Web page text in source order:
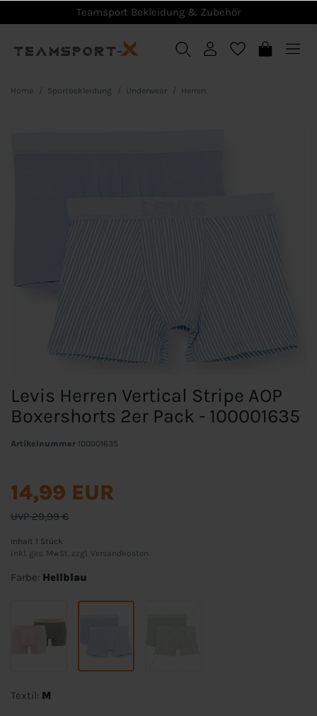
Teamsport Bekleidung & Zubehör
Home Sportbekleidung Underwear Herren
Levis Herren Vertical Stripe AOP
Boxershorts 2er Pack - 100001635
Artikelnummer 100001635
UVP 29,99 €
14,99 EUR
Inhalt 1 Stück
inkl. ges. MwSt. zzgl.
Versandkosten
Farbe: Hellblau
Textil: M